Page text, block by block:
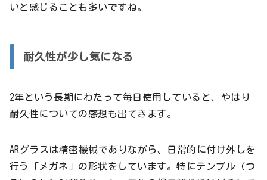
いと感じることも多いですね。
耐久性が少し気になる
2年という長期にわたって毎日使用していると、やはり
耐久性についての感想も出てきます。
ARグラスは精密機械でありながら、日常的に付け外しを
行う「メガネ」の形状をしています。特にテンプル（つ